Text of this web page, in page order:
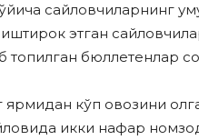
сайловчиларнинг
этган
топилган бюллетенлар
кўп овозини
икки нафар